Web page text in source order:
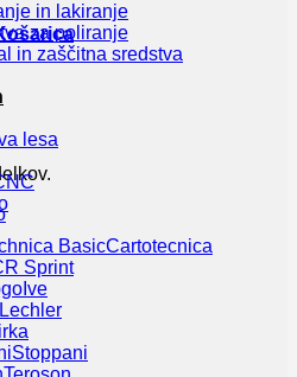
in lakiranje
za poliranje
in zaščitna sredstva
lesa
Cartotecnica
Sprint
Ive
Lechler
Stoppani